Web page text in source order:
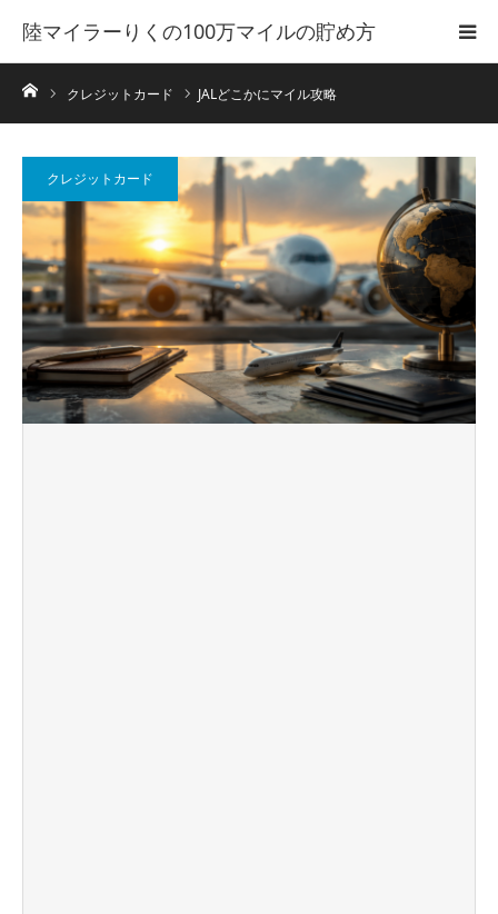
陸マイラーりくの100万マイルの貯め方
ホームクレジットカード JALどこかにマイル攻略
クレジットカード